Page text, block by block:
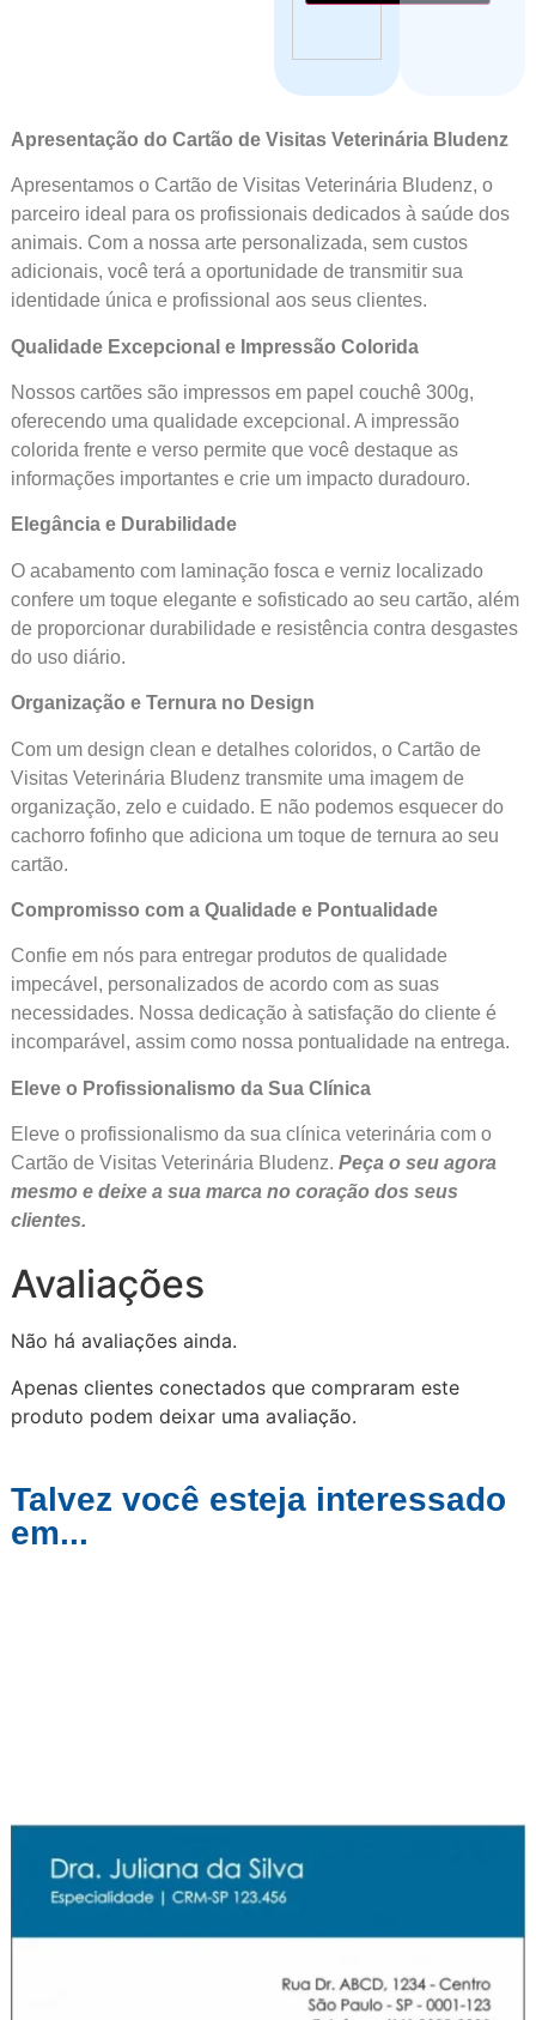
Apresentação do Cartão de Visitas Veterinária Bludenz
Apresentamos o Cartão de Visitas Veterinária Bludenz, o
parceiro ideal para os profissionais dedicados à saúde dos
animais. Com a nossa arte personalizada, sem custos
adicionais, você terá a oportunidade de transmitir sua
identidade única e profissional aos seus clientes.
Qualidade Excepcional e Impressão Colorida
Nossos cartões são impressos em papel couchê 300g,
oferecendo uma qualidade excepcional. A impressão
colorida frente e verso permite que você destaque as
informações importantes e crie um impacto duradouro.
Elegância e Durabilidade
O acabamento com laminação fosca e verniz localizado
confere um toque elegante e sofisticado ao seu cartão, além
de proporcionar durabilidade e resistência contra desgastes
do uso diário.
Organização e Ternura no Design
Com um design clean e detalhes coloridos, o Cartão de
Visitas Veterinária Bludenz transmite uma imagem de
organização, zelo e cuidado. E não podemos esquecer do
cachorro fofinho que adiciona um toque de ternura ao seu
cartão.
Compromisso com a Qualidade e Pontualidade
Confie em nós para entregar produtos de qualidade
impecável, personalizados de acordo com as suas
necessidades. Nossa dedicação à satisfação do cliente é
incomparável, assim como nossa pontualidade na entrega.
Eleve o Profissionalismo da Sua Clínica
Eleve o profissionalismo da sua clínica veterinária com o
Cartão de Visitas Veterinária Bludenz. Peça o seu agora
mesmo e deixe a sua marca no coração dos seus
clientes.
Avaliações
Não há avaliações ainda.
Apenas clientes conectados que compraram este
produto podem deixar uma avaliação.
Talvez você esteja interessado
em...